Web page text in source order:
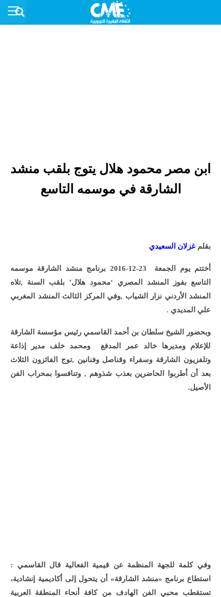
ابن مصر محمود هلال يتوج بلقب منشد
الشارقة في موسمه التاسع
بقلم غزلان السعيدي
أختتم يوم الجمعة 23-12-2016 برنامج منشد الشارقة موسمه
التاسع بفوز المنشد المصري ‘محمود هلال’ بلقب السنة ,تلاه
المنشد الأردني نزار الشياب ,وفي المركز الثالث المنشد المغربي
علي المديدي .
وبحضور الشيخ سلطان بن أحمد القاسمي رئيس مؤسسة الشارقة
للإعلام ومديرها خالد عمر المدفع ومحمد خلف مدير إذاعة
وتلفزيون الشارقة وسفراء وقناصل وفنانين ,توج الفائزون الثلاث
بعد أن أطربوا الحاضرين بعذب شذوهم , وتنافسوا بمحراب الفن
الأصيل.
وفي كلمة للجهة المنظمة عن قيمية الفعالية قال القاسمي :
استطاع برنامج «منشد الشارقة» أن يتحول إلى أكاديمية إنشادية،
تستقطب محبي الفن الهادف من كافة أنحاء المنطقة العربية